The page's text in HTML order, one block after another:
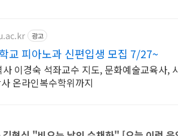
광고
교 피아노과 신편입생 모집 7/27~
이경숙 석좌교수 지도, 문화예술교육사,
온라인복수학위까지